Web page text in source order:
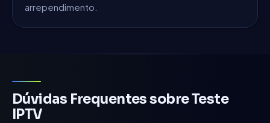
arrependimento.
Dúvidas Frequentes sobre Teste
IPTV